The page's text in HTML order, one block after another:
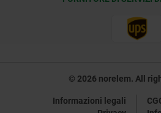
© 2026 norelem. All
Informazioni legali